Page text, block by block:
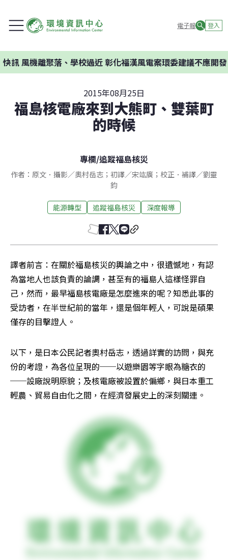
電子報 登入
落、學校過近 彰化福漢風電案環委建議不應開發
2015年08月25日
福島核電廠來到大熊町、雙葉町
的時候
專欄/追蹤福島核災
作者：原文．攝影／奧村岳志；初譯／宋竑廣；校正．補譯／劉靈
鈞
能源轉型 追蹤福島核災 深度報導
譯者前言：在關於福島核災的輿論之中，很遺憾地，有認
為當地人也該負責的論調，甚至有的福島人這樣怪罪自
己，然而，最早福島核電廠是怎麼進來的呢？知悉此事的
受訪者，在半世紀前的當年，還是個年輕人，可說是碩果
僅存的目擊證人。
以下，是日本公民記者奧村岳志，透過詳實的訪問，與充
份的考證，為各位呈現的──以遊樂園等字眼為糖衣的
──設廠說明原貌；及核電廠被設置於偏鄉，與日本重工
輕農、貿易自由化之間，在經濟發展史上的深刻關連。